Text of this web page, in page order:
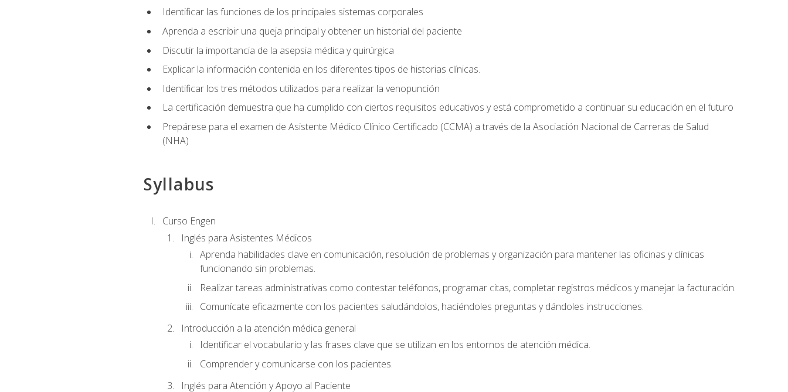
Identificar las funciones de los principales sistemas corporales
Aprenda a escribir una queja principal y obtener un historial del paciente
Discutir la importancia de la asepsia médica y quirúrgica
Explicar la información contenida en los diferentes tipos de historias clínicas.
Identificar los tres métodos utilizados para realizar la venopunción
La certificación demuestra que ha cumplido con ciertos requisitos educativos y está comprometido a continuar su educación en el futuro
Prepárese para el examen de Asistente Médico Clínico Certificado (CCMA) a través de la Asociación Nacional de Carreras de Salud
(NHA)
Syllabus
Curso Engen
Inglés para Asistentes Médicos
Aprenda habilidades clave en comunicación, resolución de problemas y organización para mantener las oficinas y clínicas
funcionando sin problemas.
Realizar tareas administrativas como contestar teléfonos, programar citas, completar registros médicos y manejar la facturación.
Comunícate eficazmente con los pacientes saludándolos, haciéndoles preguntas y dándoles instrucciones.
Introducción a la atención médica general
Identificar el vocabulario y las frases clave que se utilizan en los entornos de atención médica.
Comprender y comunicarse con los pacientes.
Inglés para Atención y Apoyo al Paciente